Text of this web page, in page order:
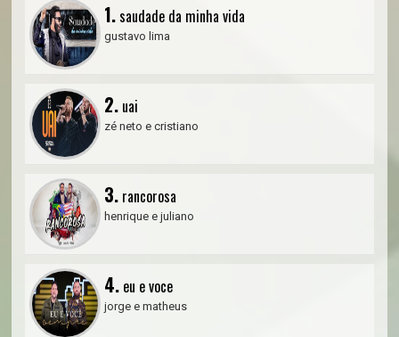
1.saudade da minha vida
gustavo lima
2. uai
zé neto e cristiano
3. rancorosa
henrique e juliano
4. eu e voce
jorge e matheus